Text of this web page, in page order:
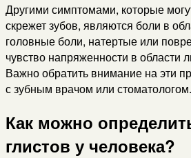
Другими симптомами, которые
скрежет зубов, являются боли в
головные боли, натертые или
чувство напряженности в области
Важно обратить внимание на эти
с зубным врачом или стоматологом.
Как можно
глистов у человека?